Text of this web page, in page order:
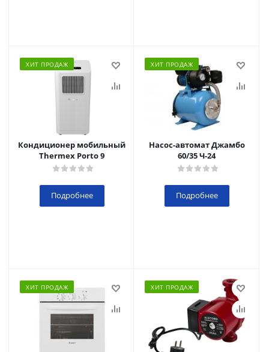
ХИТ ПРОДАЖ
Кондиционер мобильный
Thermex Porto 9
Подробнее
ХИТ ПРОДАЖ
Насос-автомат Джамбо
60/35 Ч-24
Подробнее
ХИТ ПРОДАЖ ХИТ ПРОДАЖ